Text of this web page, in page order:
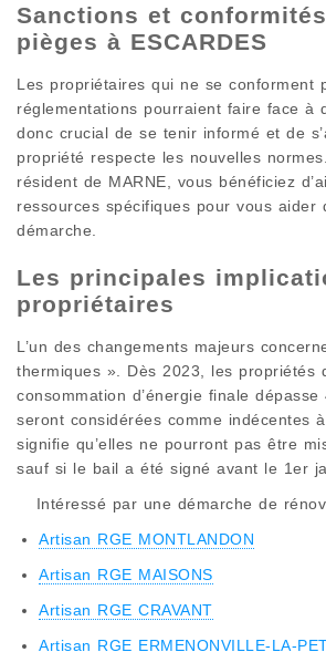
Sanctions et
pièges à ESCARDES
Les propriétaires qui ne se conforment
réglementations pourraient faire face à
donc crucial de se tenir informé et de
propriété respecte les nouvelles
résident de MARNE, vous bénéficiez
ressources spécifiques pour vous aider
démarche.
Les principales
propriétaires
L’un des changements majeurs
thermiques ». Dès 2023, les propriétés
consommation d’énergie finale
seront considérées comme indécentes
signifie qu’elles ne pourront pas être
sauf si le bail a été signé avant le 1er
Intéressé par une démarche de
Artisan RGE MONTLANDON
Artisan RGE MAISONS
Artisan RGE CRAVANT
Artisan RGE ERMENONVILLE-LA-